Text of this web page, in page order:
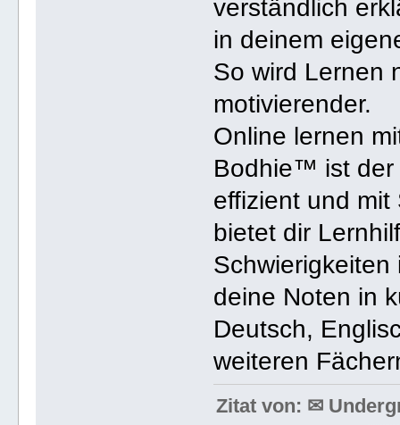
verständlich
in deinem
So wird Lernen
motivierender.
Online lernen
Bodhie™ ist der
effizient und
bietet dir
deine Noten in
Deutsch,
weiteren
Zitat von: ✉